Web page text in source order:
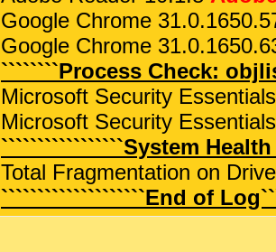
Google Chrome
Google Chrome
````````Process Check:
Microsoft Security
Microsoft Security
`````````````````System
Total Fragmentation on
````````````````````End of